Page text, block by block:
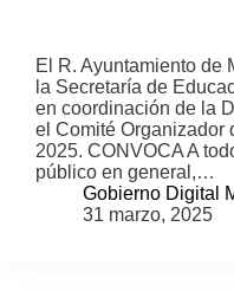
El R. Ayuntamiento de
la Secretaría de
en coordinación de la
el Comité Organizador
2025. CONVOCA A
público en general,…
Gobierno Digital
31 marzo, 2025